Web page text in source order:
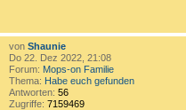
von Shaunie
Do 22. Dez 2022, 21:08
Forum: Mops-on Familie
Thema: Habe euch gefunden
Antworten: 56
Zugriffe: 7159469